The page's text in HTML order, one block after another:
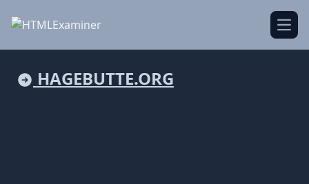
HAGEBUTTE.ORG